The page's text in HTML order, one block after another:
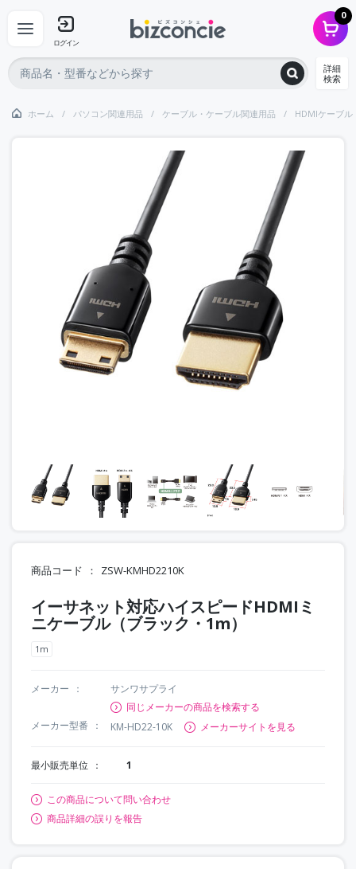
ログイン
0
詳細
検索
ホーム パソコン関連用品 ケーブル・ケーブル関連用品 HDMIケーブル
商品コード ZSW-KMHD2210K
イーサネット対応ハイスピードHDMIミ
ニケーブル（ブラック・1m）
1m
メーカー
サンワサプライ
同じメーカーの商品を検索する
メーカー型番
KM-HD22-10K メーカーサイトを見る
最小販売単位 1
この商品について問い合わせ
商品詳細の誤りを報告